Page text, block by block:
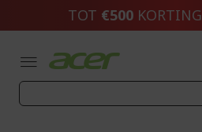
inhoud
TOT €500​KORTING